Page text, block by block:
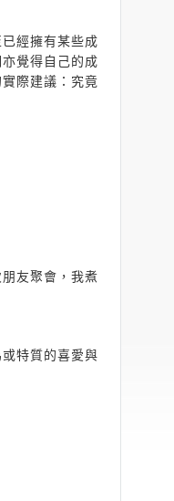
經擁有某些成
覺得自己的成
際建議：究竟
友聚會，我煮
特質的喜愛與